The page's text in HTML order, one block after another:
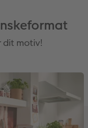
dit motiv!